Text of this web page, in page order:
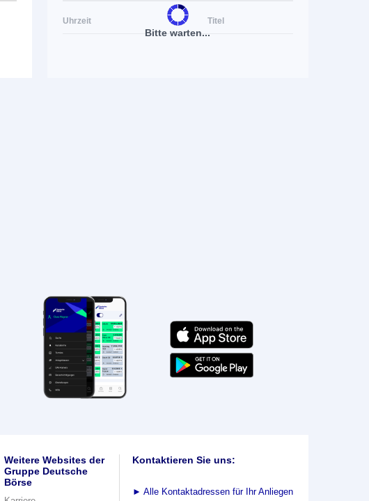
Bitte warten...
Uhrzeit Titel
Weitere Websites der
Gruppe Deutsche
Börse
Kontaktieren Sie uns:
► Alle Kontaktadressen für Ihr Anliegen